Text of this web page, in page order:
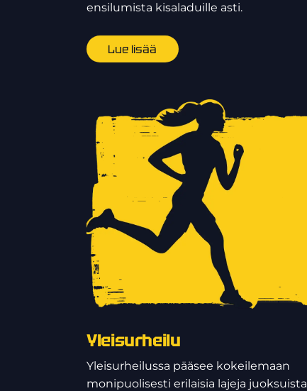
ensilumista kisaladuille asti.
Lue lisää
Yleisurheilu
Yleisurheilussa pääsee kokeilemaan
monipuolisesti erilaisia lajeja juoksuista